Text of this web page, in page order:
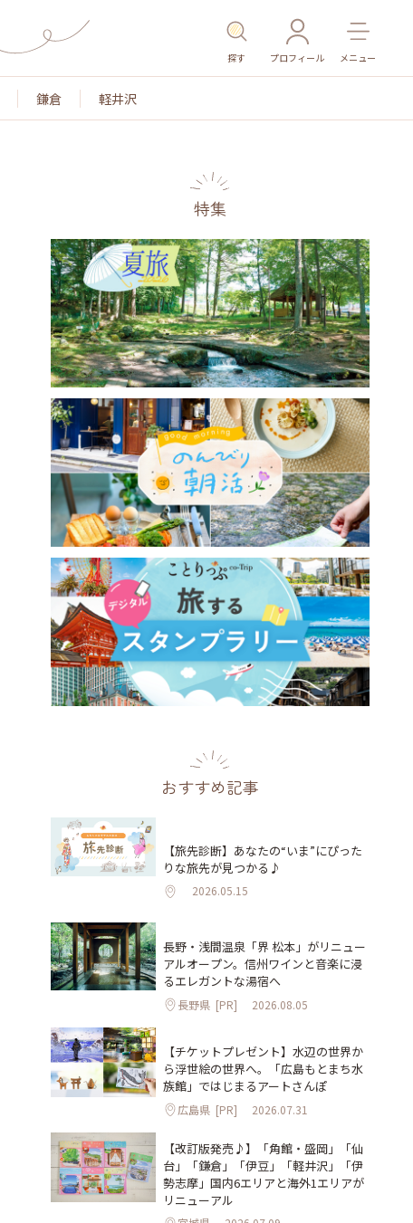
探す プロフィール メニュー
鎌倉 軽井沢
名所・旧跡 温泉・スパ その他施設 ごはん
特集
おすすめ記事
【旅先診断】あなたの“いま”にぴった
りな旅先が見つかる♪
2026.05.15
長野・浅間温泉「界 松本」がリニュー
アルオープン。信州ワインと音楽に浸
るエレガントな湯宿へ
長野県 [PR] 2026.08.05
【チケットプレゼント】水辺の世界か
ら浮世絵の世界へ。「広島もとまち水
族館」ではじまるアートさんぽ
広島県 [PR] 2026.07.31
【改訂版発売♪】「角館・盛岡」「仙
台」「鎌倉」「伊豆」「軽井沢」「伊
勢志摩」国内6エリアと海外1エリアが
リニューアル